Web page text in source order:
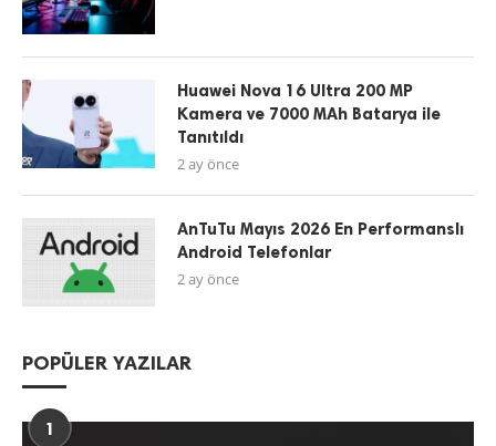
Huawei Nova 16 Ultra 200 MP
Kamera ve 7000 MAh Batarya ile
Tanıtıldı
2 ay önce
AnTuTu Mayıs 2026 En Performanslı
Android Telefonlar
2 ay önce
POPÜLER YAZILAR
1